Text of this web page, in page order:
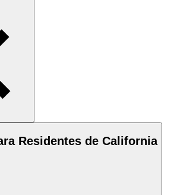
Residentes de California